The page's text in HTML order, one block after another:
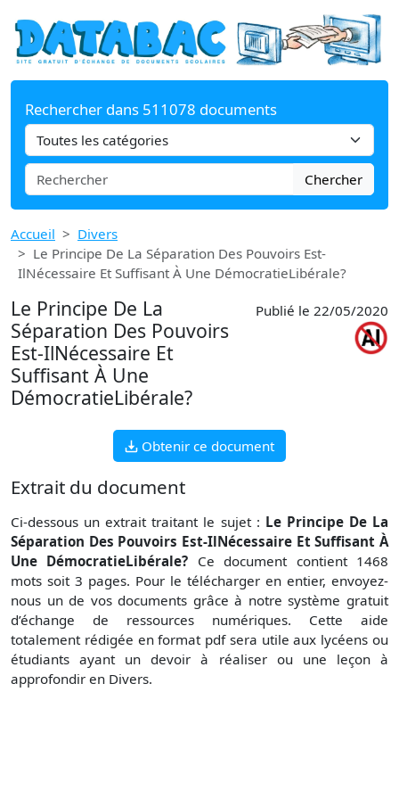
Rechercher dans 511078 documents
Chercher
Accueil
Divers
Le Principe De La Séparation Des Pouvoirs Est-
IlNécessaire Et Suffisant À Une DémocratieLibérale?
Le Principe De La
Séparation Des Pouvoirs
Est-IlNécessaire Et
Suffisant À Une
DémocratieLibérale?
Publié le 22/05/2020
Obtenir ce document
Extrait du document
Ci-dessous un extrait traitant le sujet : Le Principe De La
Séparation Des Pouvoirs Est-IlNécessaire Et Suffisant À
Une DémocratieLibérale? Ce document contient 1468
mots soit 3 pages. Pour le télécharger en entier, envoyez-
nous un de vos documents grâce à notre système gratuit
d’échange de ressources numériques. Cette aide
totalement rédigée en format pdf sera utile aux lycéens ou
étudiants ayant un devoir à réaliser ou une leçon à
approfondir en Divers.